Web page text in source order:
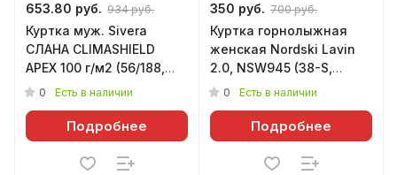
653.80 руб. 934 руб.
Куртка муж. Sivera
СЛАНА CLIMASHIELD
APEX 100 г/м2 (56/188,
чёрный,0001)
0 Есть в наличии
Подробнее
350 руб. 700 руб.
Куртка горнолыжная
женская Nordski Lavin
2.0, NSW945 (38-S,
темно-синий)
0 Есть в наличии
Подробнее